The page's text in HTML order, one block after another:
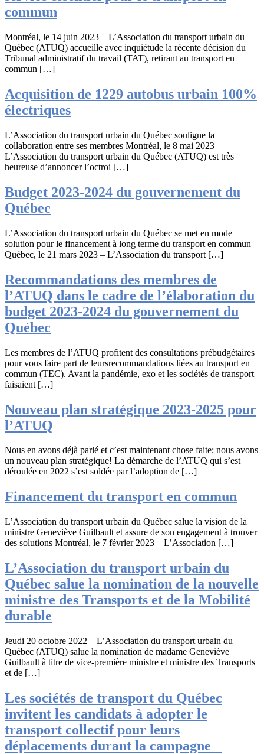
commun
Montréal, le 14 juin 2023 – L’Association du transport urbain du
Québec (ATUQ) accueille avec inquiétude la récente décision du
Tribunal administratif du travail (TAT), retirant au transport en
commun […]
Acquisition de 1229 autobus urbain 100%
électriques
L’Association du transport urbain du Québec souligne la
collaboration entre ses membres Montréal, le 8 mai 2023 –
L’Association du transport urbain du Québec (ATUQ) est très
heureuse d’annoncer l’octroi […]
Budget 2023-2024 du gouvernement du
Québec
L’Association du transport urbain du Québec se met en mode
solution pour le financement à long terme du transport en commun
Québec, le 21 mars 2023 – L’Association du transport […]
Recommandations des membres de
l’ATUQ dans le cadre de l’élaboration du
budget 2023-2024 du gouvernement du
Québec
Les membres de l’ATUQ profitent des consultations prébudgétaires
pour vous faire part de leursrecommandations liées au transport en
commun (TEC). Avant la pandémie, exo et les sociétés de transport
faisaient […]
Nouveau plan stratégique 2023-2025 pour
l’ATUQ
Nous en avons déjà parlé et c’est maintenant chose faite; nous avons
un nouveau plan stratégique! La démarche de l’ATUQ qui s’est
déroulée en 2022 s’est soldée par l’adoption de […]
Financement du transport en commun
L’Association du transport urbain du Québec salue la vision de la
ministre Geneviève Guilbault et assure de son engagement à trouver
des solutions Montréal, le 7 février 2023 – L’Association […]
L’Association du transport urbain du
Québec salue la nomination de la nouvelle
ministre des Transports et de la Mobilité
durable
Jeudi 20 octobre 2022 – L’Association du transport urbain du
Québec (ATUQ) salue la nomination de madame Geneviève
Guilbault à titre de vice-première ministre et ministre des Transports
et de […]
Les sociétés de transport du Québec
invitent les candidats à adopter le
transport collectif pour leurs
déplacements durant la campagne